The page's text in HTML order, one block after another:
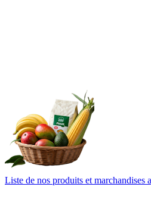
Liste de nos produits et marchandises